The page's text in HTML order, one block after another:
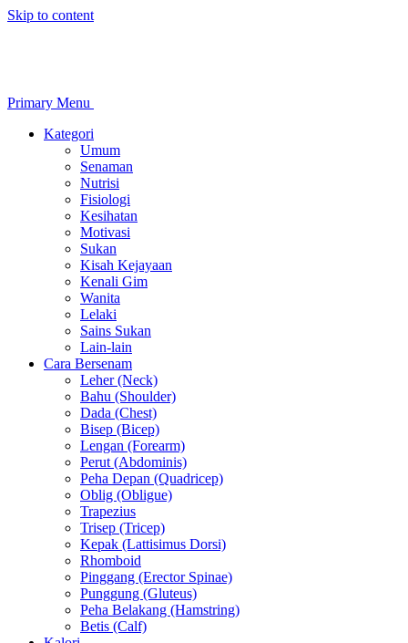
Skip to content
Primary Menu
Kategori
Umum
Senaman
Nutrisi
Fisiologi
Kesihatan
Motivasi
Sukan
Kisah Kejayaan
Kenali Gim
Wanita
Lelaki
Sains Sukan
Lain-lain
Cara Bersenam
Leher (Neck)
Bahu (Shoulder)
Dada (Chest)
Bisep (Bicep)
Lengan (Forearm)
Perut (Abdominis)
Peha Depan (Quadricep)
Oblig (Obligue)
Trapezius
Trisep (Tricep)
Kepak (Lattisimus Dorsi)
Rhomboid
Pinggang (Erector Spinae)
Punggung (Gluteus)
Peha Belakang (Hamstring)
Betis (Calf)